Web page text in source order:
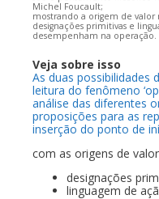
Michel Foucault;
mostrando a origem de valor
designações primitivas e
desempenham na operação.
Veja sobre isso
As duas possibilidades
leitura do fenômeno
análise das diferentes
proposições para as
inserção do ponto de
com as origens de
designações
linguagem de